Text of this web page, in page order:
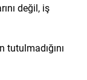
değil, iş
tutulmadığını